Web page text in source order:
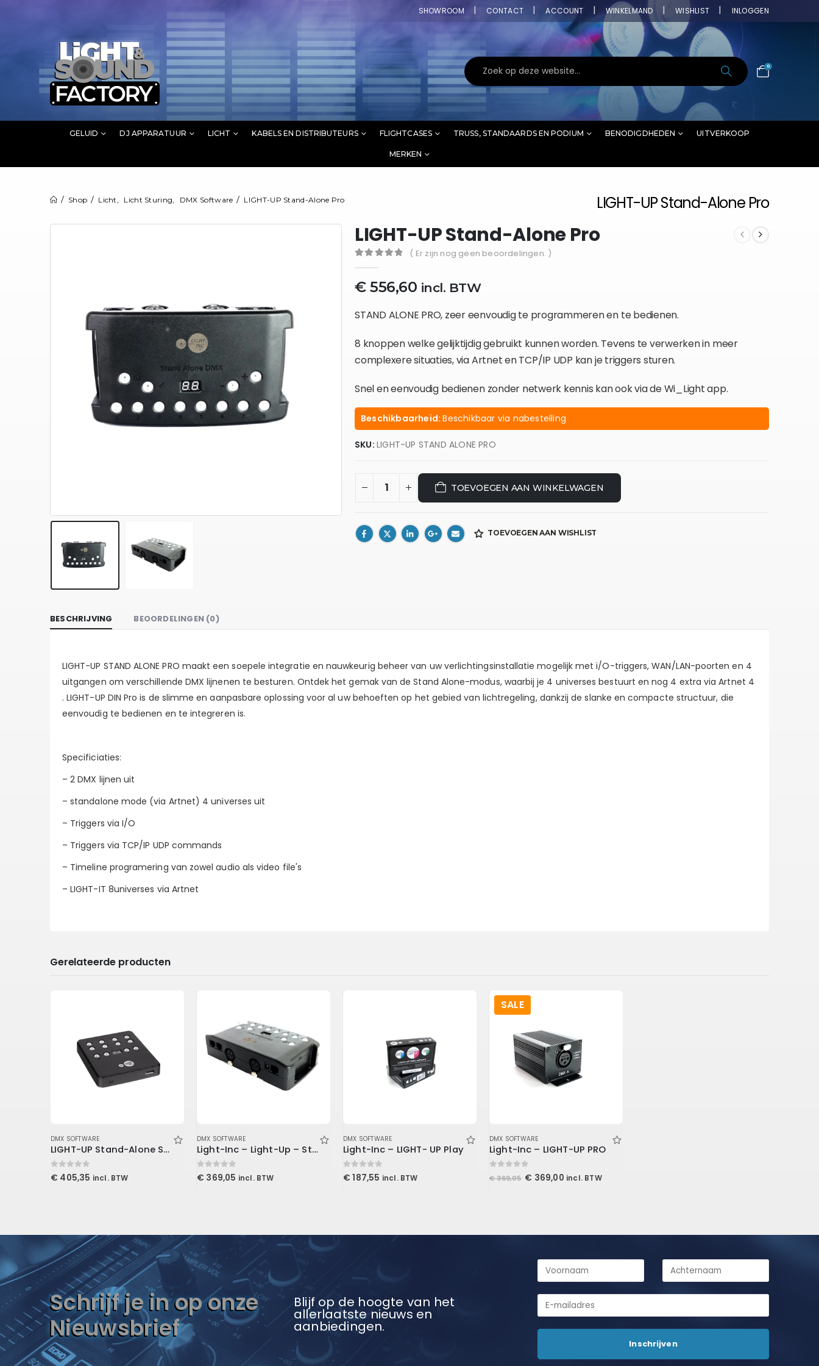
SHOWROOM CONTACT ACCOUNT WINKELMAND WISHLIST INLOGGEN
0
GELUID DJ APPARATUUR LICHT KABELS EN DISTRIBUTEURS FLIGHTCASES TRUSS, STANDAARDS EN PODIUM BENODIGDHEDEN UITVERKOOP
MERKEN
LIGHT-UP Stand-Alone Pro
Shop Licht Licht Sturing DMX Software LIGHT-UP Stand-Alone Pro
LIGHT-UP Stand-Alone Pro
( Er zijn nog geen beoordelingen. )
€556,60 incl. BTW
STAND ALONE PRO, zeer eenvoudig te programmeren en te bedienen.
8 knoppen welke gelijktijdig gebruikt kunnen worden. Tevens te verwerken in meer
complexere situaties, via Artnet en TCP/IP UDP kan je triggers sturen.
Snel en eenvoudig bedienen zonder netwerk kennis kan ook via de Wi_Light app.
Beschikbaarheid:Beschikbaar via nabestelling
SKU: LIGHT-UP STAND ALONE PRO
TOEVOEGEN AAN WINKELWAGEN
TOEVOEGEN AAN WISHLIST
BESCHRIJVING BEOORDELINGEN (0)
LIGHT-UP STAND ALONE PRO maakt een soepele integratie en nauwkeurig beheer van uw verlichtingsinstallatie mogelijk met i/O-triggers, WAN/LAN-poorten en 4
uitgangen om verschillende DMX lijnenen te besturen. Ontdek het gemak van de Stand Alone-modus, waarbij je 4 universes bestuurt en nog 4 extra via Artnet 4
. LIGHT-UP DIN Pro is de slimme en aanpasbare oplossing voor al uw behoeften op het gebied van lichtregeling, dankzij de slanke en compacte structuur, die
eenvoudig te bedienen en te integreren is.
Specificiaties:
– 2 DMX lijnen uit
– standalone mode (via Artnet) 4 universes uit
– Triggers via I/O
– Triggers via TCP/IP UDP commands
– Timeline programering van zowel audio als video file's
– LIGHT-IT 8universes via Artnet
Gerelateerde producten
DMX SOFTWARE
LIGHT-UP Stand-Alone Slim
0out of 5
€ 405,35 incl. BTW
DMX SOFTWARE
Light-Inc – Light-Up – Standalone controller
0out of 5
€ 369,05 incl. BTW
DMX SOFTWARE
Light-Inc – LIGHT- UP Play
0out of 5
€ 187,55 incl. BTW
SALE
DMX SOFTWARE
Light-Inc – LIGHT-UP PRO
€369,05 Oorspronkelijke
€ 369,00Huidige
incl. BTW
Schrijf je in op onze
Nieuwsbrief
Blijf op de hoogte van het
allerlaatste nieuws en
aanbiedingen.